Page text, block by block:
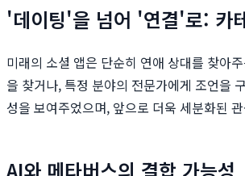
'데이팅'을 넘어 '연결'로: 카
미래의 소셜 앱은 단순히 연애 상대를 찾아
을 찾거나, 특정 분야의 전문가에게 조언을
성을 보여주었으며, 앞으로 더욱 세분화된
AI와 메타버스의 결합 가능성